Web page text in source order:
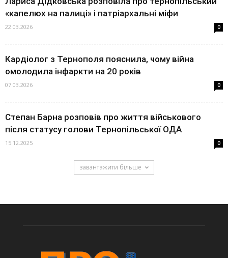
«капелюх на палиці» і патріархальні міфи
22.03.2026 0
Кардіолог з Тернополя пояснила, чому війна
омолодила інфаркти на 20 років
07.03.2026 0
Степан Барна розповів про життя військового
після статусу голови Тернопільської ОДА
15.12.2025 0
завантажити більше